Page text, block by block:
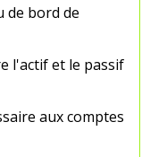
de bord de
l'actif et le passif
aux comptes